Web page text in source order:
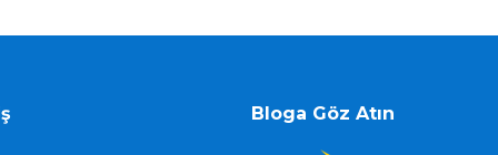
Bloga Göz Atın